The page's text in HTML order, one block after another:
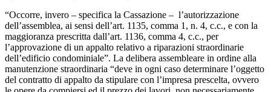
“Occorre, invero – specifica la Cassazione – l’autorizzazione
dell’assemblea, ai sensi dell’art. 1135, comma 1, n. 4, c.c., e con la
maggioranza prescritta dall’art. 1136, comma 4, c.c., per
l’approvazione di un appalto relativo a riparazioni straordinarie
dell’edificio condominiale”. La delibera assembleare in ordine alla
manutenzione straordinaria “deve in ogni caso determinare l’oggetto
del contratto di appalto da stipulare con l’impresa prescelta, ovvero